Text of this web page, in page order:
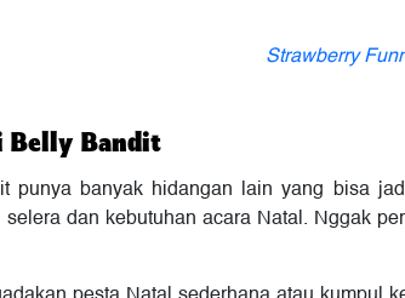
Strawberry
Belly Bandit
punya banyak hidangan lain yang bisa
dan kebutuhan acara Natal. Nggak